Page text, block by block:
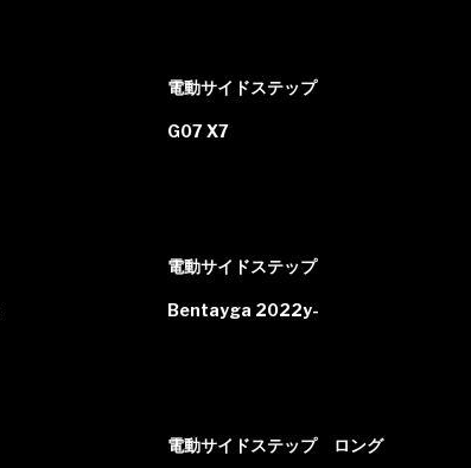
電動サイドステップ
G07 X7
電動サイドステップ
Bentayga 2022y-
電動サイドステップ ロング